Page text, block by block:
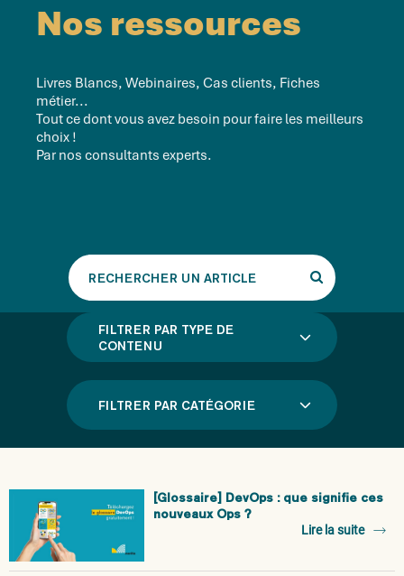
Nos ressources
Livres Blancs, Webinaires, Cas clients, Fiches
métier...
Tout ce dont vous avez besoin pour faire les meilleurs
choix !
Par nos consultants experts.
Rechercher
un
article
FILTRER PAR TYPE DE
CONTENU
FILTRER PAR CATÉGORIE
[Glossaire] DevOps : que signifie ces
nouveaux Ops ?
Lire la suite